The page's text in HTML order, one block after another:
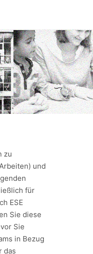
zu
und
für
ESE
Sie diese
Sie
in Bezug
das